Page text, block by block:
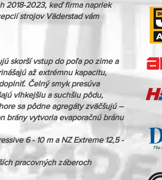
2018-2023, keď firma napriek
strojov Väderstad vám
skorší vstup do poľa po zime a
až extrémnu kapacitu,
Čelný smyk presúva
vlhkejšiu a suchšiu pôdu,
sa pôdne agregáty zväčšujú –
brány vytvoria evaporačnú bránu
6 - 10 m a NZ Extreme 12,5 -
pracovných záberoch